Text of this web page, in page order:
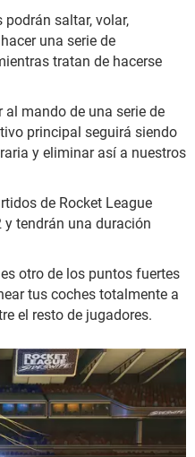
podrán saltar, volar,
una serie de
tratan de hacerse
al mando de una serie de
principal seguirá siendo
y eliminar así a nuestros
de Rocket League
y tendrán una duración
otro de los puntos fuertes
tus coches totalmente a
el resto de jugadores.